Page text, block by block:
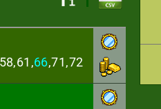
66,71,72